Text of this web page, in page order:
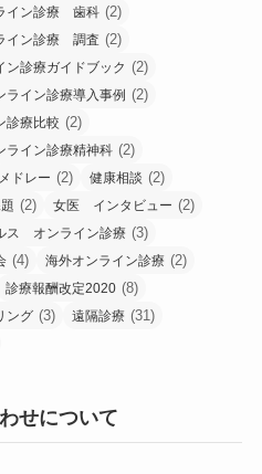
イン診療 歯科 (2)
イン診療 調査 (2)
ン診療ガイドブック (2)
ライン診療導入事例 (2)
診療比較 (2)
ライン診療精神科 (2)
メドレー (2) 健康相談 (2)
(2) 女医 インタビュー (2)
ス オンライン診療 (3)
(4) 海外オンライン診療 (2)
診療報酬改定2020 (8)
ング (3) 遠隔診療 (31)
せについて